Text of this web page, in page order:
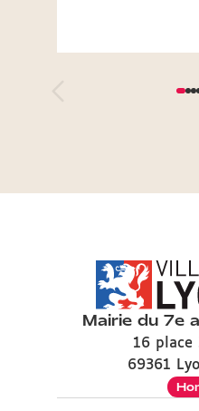
Mairie du 7e
16 place
69361